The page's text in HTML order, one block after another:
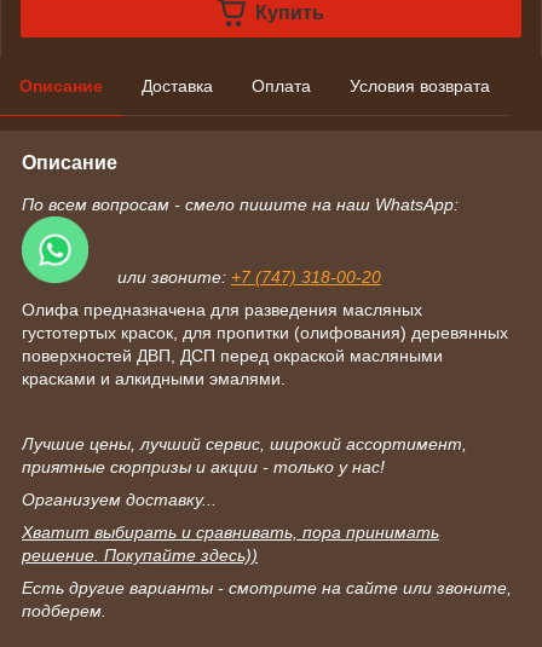
Купить
Описание Доставка Оплата Условия возврата
Описание
По всем вопросам - смело пишите на наш WhatsApp:
или звоните: +7 (747) 318-00-20
Олифа предназначена для разведения масляных
густотертых красок, для пропитки (олифования) деревянных
поверхностей ДВП, ДСП перед окраской масляными
красками и алкидными эмалями.
Лучшие цены, лучший сервис, широкий ассортимент,
приятные сюрпризы и акции - только у нас!
Организуем доставку...
Хватит выбирать и сравнивать, пора принимать
решение. Покупайте здесь))
Есть другие варианты - смотрите на сайте или звоните,
подберем.